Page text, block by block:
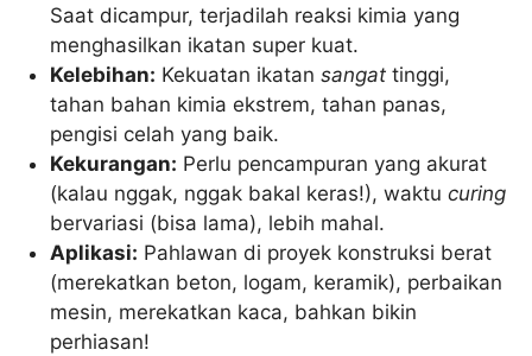
Saat dicampur, terjadilah reaksi kimia yang
menghasilkan ikatan super kuat.
Kelebihan: Kekuatan ikatansangat tinggi,
tahan bahan kimia ekstrem, tahan panas,
pengisi celah yang baik.
Kekurangan: Perlu pencampuran yang akurat
(kalau nggak, nggak bakal keras!), waktucuring
bervariasi (bisa lama), lebih mahal.
Aplikasi: Pahlawan di proyek konstruksi berat
(merekatkan beton, logam, keramik), perbaikan
mesin, merekatkan kaca, bahkan bikin
perhiasan!